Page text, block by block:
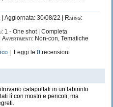
Aggiornata: 30/08/22 |
Rating:
1 - One shot | Completa
Avvertimenti: Non-con, Tematiche
| Leggi le 0 recensioni
catapultati in un labirinto
lì con mostri e pericoli, ma